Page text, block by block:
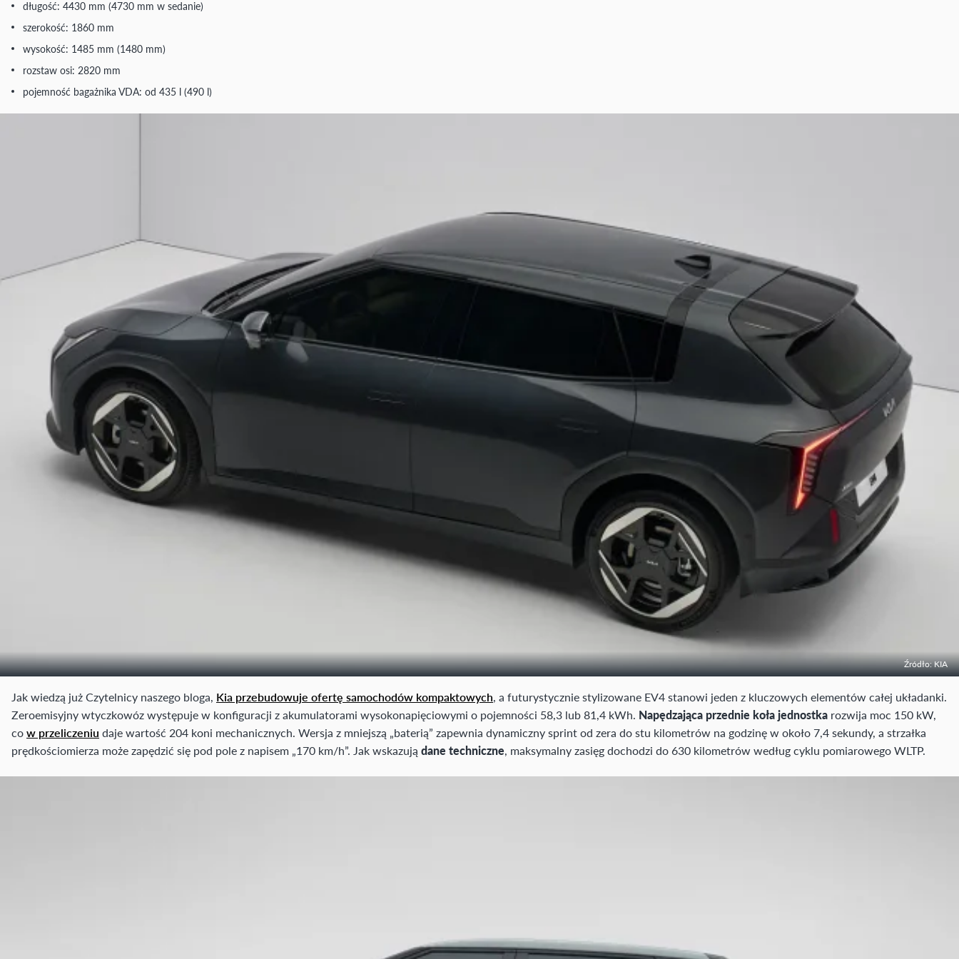
długość: 4430 mm (4730 mm w sedanie)
szerokość: 1860 mm
wysokość: 1485 mm (1480 mm)
rozstaw osi: 2820 mm
pojemność bagażnika VDA: od 435 l (490 l)
Źródło: KIA
Jak wiedzą już Czytelnicy naszego bloga, Kia przebudowuje ofertę samochodów kompaktowych, a futurystycznie stylizowane EV4 stanowi jeden z kluczowych elementów całej układanki.
Zeroemisyjny wtyczkowóz występuje w konfiguracji z akumulatorami wysokonapięciowymi o pojemności 58,3 lub 81,4 kWh. Napędzająca przednie koła jednostka rozwija moc 150 kW,
cow przeliczeniu daje wartość 204 koni mechanicznych. Wersja z mniejszą „baterią” zapewnia dynamiczny sprint od zera do stu kilometrów na godzinę w około 7,4 sekundy, a strzałka
prędkościomierza może zapędzić się pod pole z napisem „170 km/h”. Jak wskazują dane techniczne, maksymalny zasięg dochodzi do 630 kilometrów według cyklu pomiarowego WLTP.